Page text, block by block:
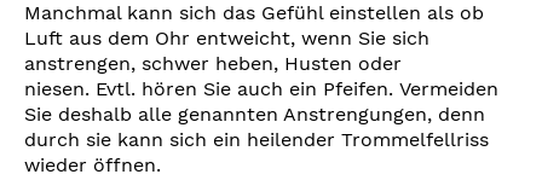
Manchmal kann sich das Gefühl einstellen als ob
Luft aus dem Ohr entweicht, wenn Sie sich
anstrengen, schwer heben, Husten oder
niesen. Evtl. hören Sie auch ein Pfeifen. Vermeiden
Sie deshalb alle genannten Anstrengungen, denn
durch sie kann sich ein heilender Trommelfellriss
wieder öffnen.